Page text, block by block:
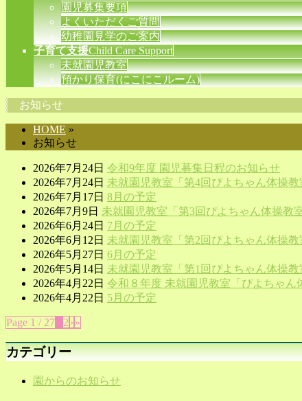
園児募集要項
よくいただくご質問
幼稚園見学のご案内
子育て支援Child Care Support
未就園児教室
預かり保育(にこにこルーム)
お知らせ
HOME »
お知らせ
2026年7月24日 令和9年度 園児募集日程のお知らせ
2026年7月24日 未就園児教室「第4回ぴよちゃん体操
2026年7月17日 8月の予定
2026年7月9日 未就園児教室「第3回ぴよちゃん体操教
2026年6月24日 7月の予定
2026年6月12日 未就園児教室「第2回ぴよちゃん体操
2026年5月27日 6月の予定
2026年5月14日 未就園児教室「第1回ぴよちゃん体操
2026年4月22日 令和８年度 未就園児教室「ぴよちゃん
2026年4月22日 5月の予定
Page 1 / 27 2 ›»
カテゴリー
園からのお知らせ